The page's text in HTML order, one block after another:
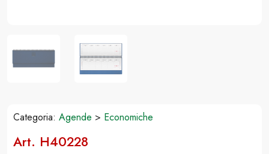
Categoria: Agende > Economiche
Art. H40228